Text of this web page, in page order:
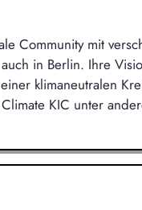
Community mit
in Berlin. Ihre
klimaneutralen
KIC unter